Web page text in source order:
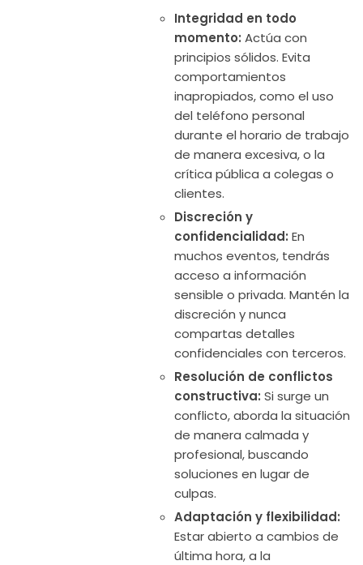
Integridad en todo
momento: Actúa con
principios sólidos. Evita
comportamientos
inapropiados, como el uso
del teléfono personal
durante el horario de trabajo
de manera excesiva, o la
crítica pública a colegas o
clientes.
Discreción y
confidencialidad: En
muchos eventos, tendrás
acceso a información
sensible o privada. Mantén la
discreción y nunca
compartas detalles
confidenciales con terceros.
Resolución de conflictos
constructiva: Si surge un
conflicto, aborda la situación
de manera calmada y
profesional, buscando
soluciones en lugar de
culpas.
Adaptación y flexibilidad:
Estar abierto a cambios de
última hora, a la